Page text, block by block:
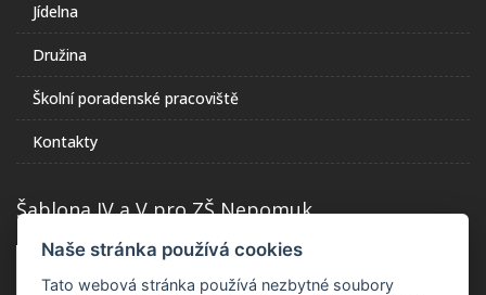
Jídelna
Družina
Školní poradenské pracoviště
Kontakty
Šablona IV a V pro ZŠ Nepomuk
Naše stránka používá cookies
Tato webová stránka používá nezbytné soubory